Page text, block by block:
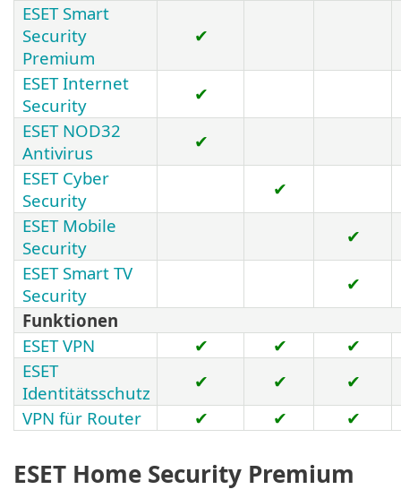
ESET Smart
Security
Premium
✔
ESET Internet
Security
✔
ESET NOD32
Antivirus
✔
ESET Cyber
Security
✔
ESET Mobile
Security
✔
ESET Smart TV
Security
✔
Funktionen
ESET VPN
✔ ✔
✔
ESET
Identitätsschutz
✔ ✔
✔
VPN für Router
✔ ✔ ✔
ESET Home Security Premium